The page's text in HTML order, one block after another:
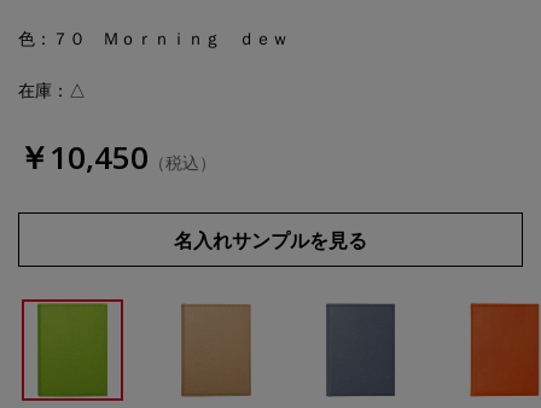
色 ：７０ Ｍｏｒｎｉｎｇ ｄｅｗ
在庫：△
￥10,450 （税込）
名入れサンプルを見る